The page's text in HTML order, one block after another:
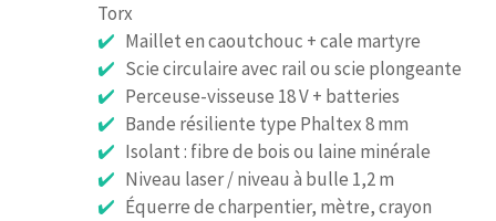
Torx
Maillet en caoutchouc + cale martyre
Scie circulaire avec rail ou scie plongeante
Perceuse-visseuse 18 V + batteries
Bande résiliente type Phaltex 8 mm
Isolant : fibre de bois ou laine minérale
Niveau laser / niveau à bulle 1,2 m
Équerre de charpentier, mètre, crayon